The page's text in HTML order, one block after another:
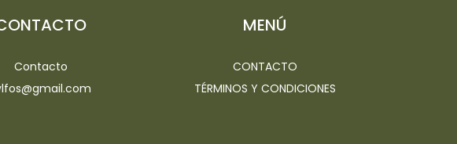
Contacto
MENÚ
CONTACTO
TÉRMINOS Y CONDICIONES